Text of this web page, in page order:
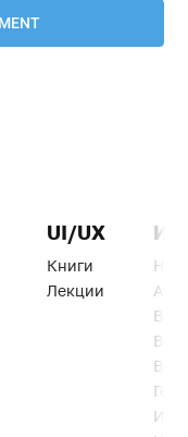
UI/UX
Книги
Лекции
Веб